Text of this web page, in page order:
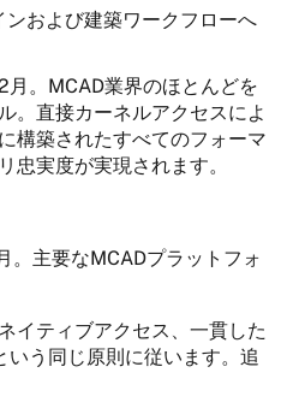
および建築ワークフローへ
月。MCAD業界のほとんどを
。直接カーネルアクセスによ
構築されたすべてのフォーマ
忠実度が実現されます。
。主要なMCADプラットフォ
イティブアクセス、一貫した
う同じ原則に従います。追